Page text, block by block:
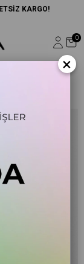
KARGO!
0
×